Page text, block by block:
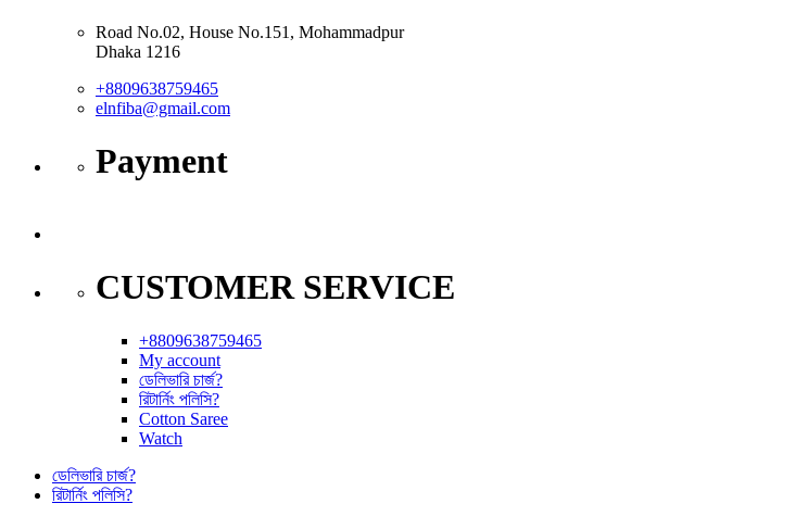
Road No.02, House No.151, Mohammadpur
Dhaka 1216
+8809638759465
elnfiba@gmail.com
Payment
CUSTOMER SERVICE
+8809638759465
My account
ডেলিভারি চার্জ?
রিটার্নিং পলিসি?
Cotton Saree
Watch
ডেলিভারি চার্জ?
রিটার্নিং পলিসি?